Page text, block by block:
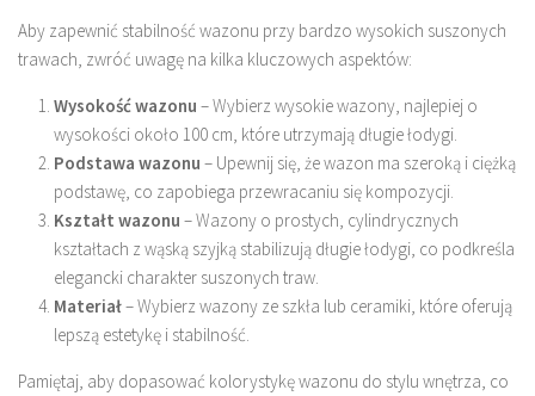
Aby zapewnić stabilność wazonu przy bardzo wysokich suszonych
trawach, zwróć uwagę na kilka kluczowych aspektów:
Wysokość wazonu – Wybierz wysokie wazony, najlepiej o
wysokości około 100 cm, które utrzymają długie łodygi.
Podstawa wazonu – Upewnij się, że wazon ma szeroką i ciężką
podstawę, co zapobiega przewracaniu się kompozycji.
Kształt wazonu – Wazony o prostych, cylindrycznych
kształtach z wąską szyjką stabilizują długie łodygi, co podkreśla
elegancki charakter suszonych traw.
Materiał– Wybierz wazony ze szkła lub ceramiki, które oferują
lepszą estetykę i stabilność.
Pamiętaj, aby dopasować kolorystykę wazonu do stylu wnętrza, co